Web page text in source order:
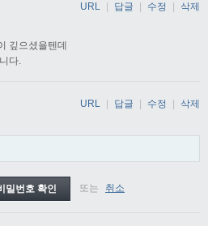
깊으셨을텐데
다.
URL 답글 수정 삭제
또는 취소
URL 답글 수정 삭제